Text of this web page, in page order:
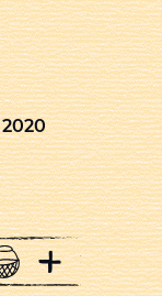
2020
+